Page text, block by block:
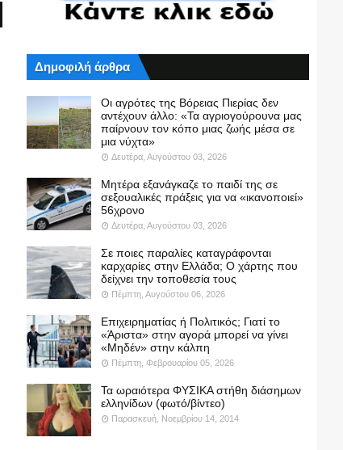
Δημοφιλή άρθρα
Οι αγρότες της Βόρειας Πιερίας δεν
αντέχουν άλλο: «Τα αγριογούρουνα μας
παίρνουν τον κόπο μιας ζωής μέσα σε
μια νύχτα»
Δευτέρα, Αυγούστου 03, 2026
Μητέρα εξανάγκαζε το παιδί της σε
σεξουαλικές πράξεις για να «ικανοποιεί»
56χρονο
Δευτέρα, Αυγούστου 03, 2026
Σε ποιες παραλίες καταγράφονται
καρχαρίες στην Ελλάδα; Ο χάρτης που
δείχνει την τοποθεσία τους
Πέμπτη, Αυγούστου 06, 2026
Επιχειρηματίας ή Πολιτικός; Γιατί το
«Άριστα» στην αγορά μπορεί να γίνει
«Μηδέν» στην κάλπη
Πέμπτη, Φεβρουαρίου 05, 2026
Τα ωραιότερα ΦΥΣΙΚΑ στήθη διάσημων
ελληνίδων (φωτό/βίντεο)
Παρασκευή, Νοεμβρίου 14, 2014